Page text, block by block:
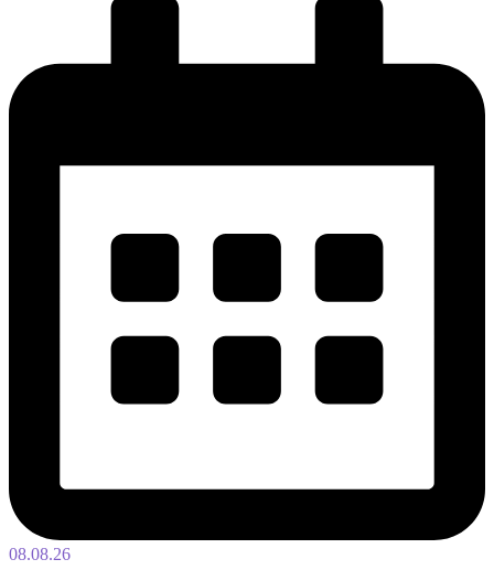
08.08.26